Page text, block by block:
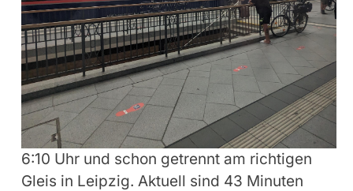
6:10 Uhr und schon getrennt am richtigen
Gleis in Leipzig. Aktuell sind 43 Minuten